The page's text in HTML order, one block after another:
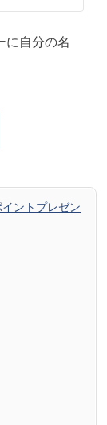
に自分の名
イントプレゼン